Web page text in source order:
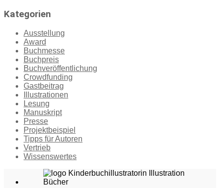
Kategorien
Ausstellung
Award
Buchmesse
Buchpreis
Buchveröffentlichung
Crowdfunding
Gastbeitrag
Illustrationen
Lesung
Manuskript
Presse
Projektbeispiel
Tipps für Autoren
Vertrieb
Wissenswertes